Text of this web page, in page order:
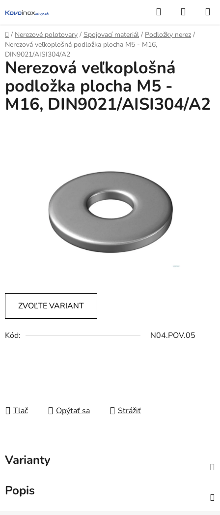
na
obsah
Hľadať
KOŠÍK
Domov
/ Nerezové polotovary / Spojovací materiál / Podložky nerez /
Nerezová veľkoplošná podložka plocha M5 - M16,
DIN9021/AISI304/A2
ZVOĽTE VARIANT
Kód: N04.POV.05
Tlač Opýtať sa Strážiť
Nerezová veľkoplošná
podložka plocha M5 -
M16, DIN9021/AISI304/A2
Varianty
Popis